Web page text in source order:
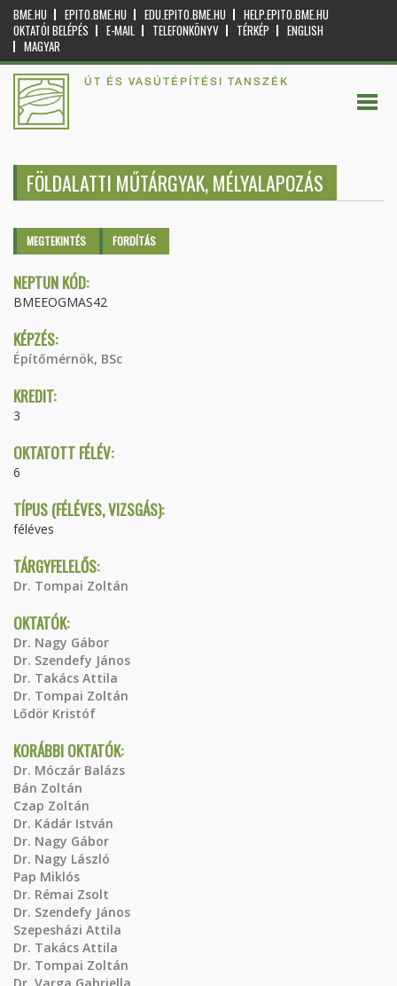
BME.HU EPITO.BME.HU EDU.EPITO.BME.HU
HELP.EPITO.BME.HU
OKTATÓI BELÉPÉS
E-MAIL TELEFONKÖNYV TÉRKÉP
ENGLISH
MAGYAR
ÚT ÉS VASÚTÉPÍTÉSI TANSZÉK
FÖLDALATTI MŰTÁRGYAK, MÉLYALAPOZÁS
Elsődleges fülek
MEGTEKINTÉS (AKTÍVFORDÍTÁS
NEPTUN KÓD:
BMEEOGMAS42
KÉPZÉS:
Építőmérnök, BSc
KREDIT:
3
OKTATOTT FÉLÉV:
6
TÍPUS (FÉLÉVES, VIZSGÁS):
féléves
TÁRGYFELELŐS:
Dr. Tompai Zoltán
OKTATÓK:
Dr. Nagy Gábor
Dr. Szendefy János
Dr. Takács Attila
Dr. Tompai Zoltán
Lődör Kristóf
KORÁBBI OKTATÓK:
Dr. Móczár Balázs
Bán Zoltán
Czap Zoltán
Dr. Kádár István
Dr. Nagy Gábor
Dr. Nagy László
Pap Miklós
Dr. Rémai Zsolt
Dr. Szendefy János
Szepesházi Attila
Dr. Takács Attila
Dr. Tompai Zoltán